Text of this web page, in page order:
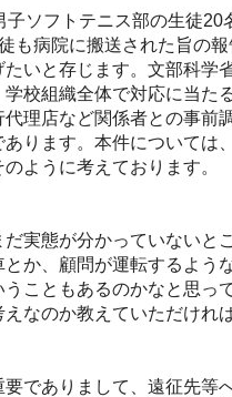
ソフトテニス部の生徒
も病院に搬送された旨の
いと存じます。文部科
校組織全体で対応に当
理店など関係者との事
ります。本件について
ように考えております。
実態が分かっていないと
か、顧問が運転するよ
こともあるのかなと思
なのか教えていただけれ
でありまして、遠征先